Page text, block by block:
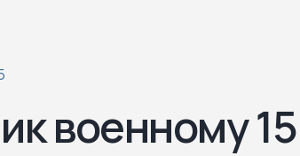
военному 15